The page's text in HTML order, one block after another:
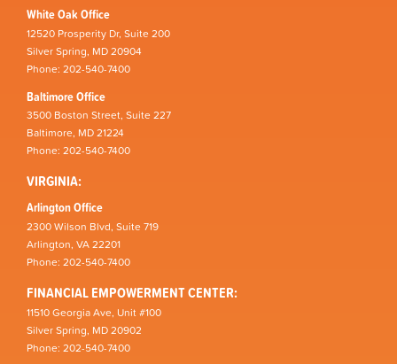
White Oak Office
12520 Prosperity Dr, Suite 200
Silver Spring, MD 20904
Phone: 202-540-7400
Baltimore Office
3500 Boston Street, Suite 227
Baltimore, MD 21224
Phone: 202-540-7400
VIRGINIA:
Arlington Office
2300 Wilson Blvd, Suite 719
Arlington, VA 22201
Phone: 202-540-7400
FINANCIAL EMPOWERMENT CENTER:
11510 Georgia Ave, Unit #100
Silver Spring, MD 20902
Phone: 202-540-7400